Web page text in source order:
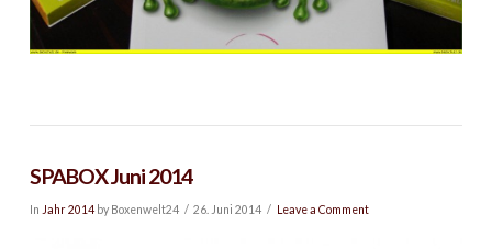
SPABOX Juni 2014
In Jahr 2014by Boxenwelt24 26. Juni 2014 Leave a Comment